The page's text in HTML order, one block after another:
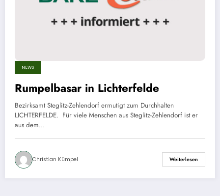
NEWS
Rumpelbasar in Lichterfelde
Bezirksamt Steglitz-Zehlendorf ermutigt zum Durchhalten
LICHTERFELDE. Für viele Menschen aus Steglitz-Zehlendorf ist er
aus dem…
Christian Kümpel Weiterlesen